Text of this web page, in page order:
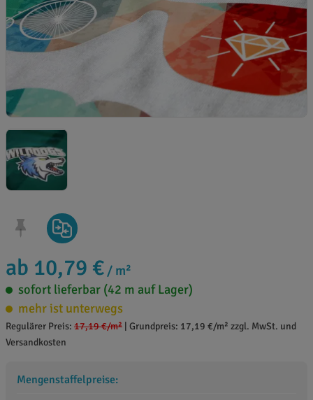
ab 10,79 € / m²
sofort lieferbar (42 m auf Lager)
mehr ist unterwegs
Regulärer Preis: 17,19 €/m² Grundpreis: 17,19 €/m² zzgl. MwSt. und
Versandkosten
Mengenstaffelpreise: